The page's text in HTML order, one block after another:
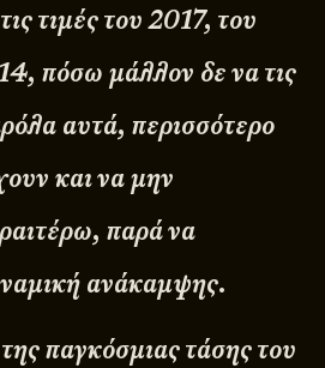
τιμές του 2017, του
πόσω μάλλον δε να τις
αυτά, περισσότερο
και να μην
παρά να
ανάκαμψης.
παγκόσμιας τάσης του